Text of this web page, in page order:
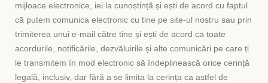
mijloace electronice, iei la cunoștință și ești de acord cu faptul
că putem comunica electronic cu tine pe site-ul nostru sau prin
trimiterea unui e-mail către tine și ești de acord ca toate
acordurile, notificările, dezvăluirile și alte comunicări pe care ți
le transmitem în mod electronic să îndeplinească orice cerință
legală, inclusiv, dar fără a se limita la cerința ca astfel de